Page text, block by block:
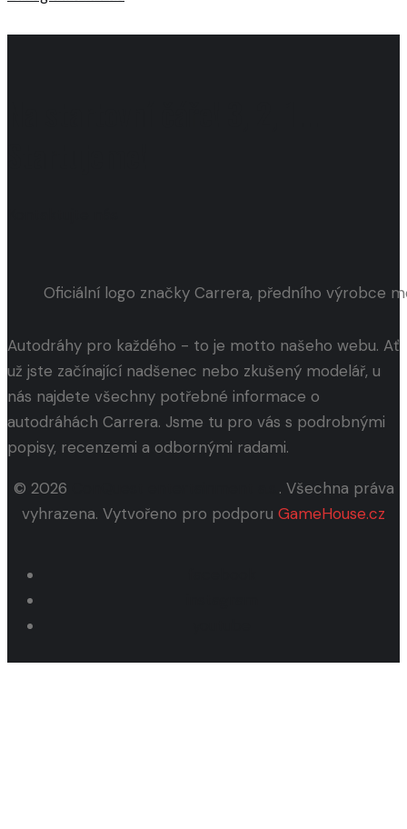
Oficiální logo značky Carrera, předního výrobce
Autodráhy pro každého - to je motto našeho webu. Ať
už jste začínající nadšenec nebo zkušený modelář, u
nás najdete všechny potřebné informace o
autodráhách Carrera. Jsme tu pro vás s podrobnými
popisy, recenzemi a odbornými radami.
© 2026
. Všechna práva
vyhrazena. Vytvořeno pro podporu GameHouse.cz